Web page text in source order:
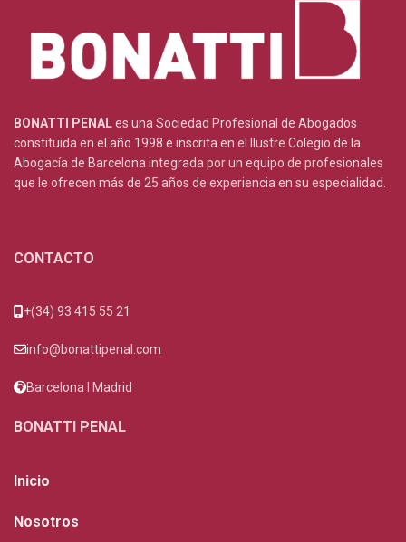
BONATTI PENALes una Sociedad Profesional de Abogados
constituida en el año 1998 e inscrita en el Ilustre Colegio de la
Abogacía de Barcelona integrada por un equipo de profesionales
que le ofrecen más de 25 años de experiencia en su especialidad.
CONTACTO
+(34) 93 415 55 21
info@bonattipenal.com
Barcelona I Madrid
BONATTI PENAL
Inicio
Nosotros